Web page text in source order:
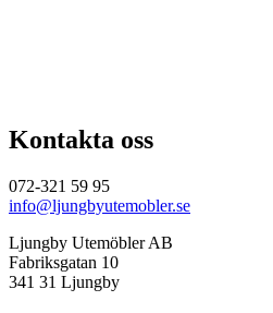
Kontakta oss
072-321 59 95
info@ljungbyutemobler.se
Ljungby Utemöbler AB
Fabriksgatan 10
341 31 Ljungby